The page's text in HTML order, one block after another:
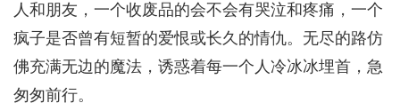
人和朋友，一个收废品的会不会有哭泣和疼痛，一个
疯子是否曾有短暂的爱恨或长久的情仇。无尽的路仿
佛充满无边的魔法，诱惑着每一个人冷冰冰埋首，急
匆匆前行。